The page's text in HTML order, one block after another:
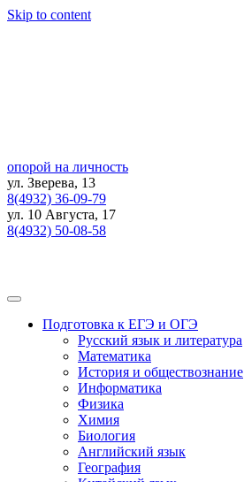
Skip to content
опорой на личность
ул. Зверева, 13
8(4932) 36-09-79
ул. 10 Августа, 17
8(4932) 50-08-58
Подготовка к ЕГЭ и ОГЭ
Русский язык и литература
Математика
История и обществознание
Информатика
Физика
Химия
Биология
Английский язык
География